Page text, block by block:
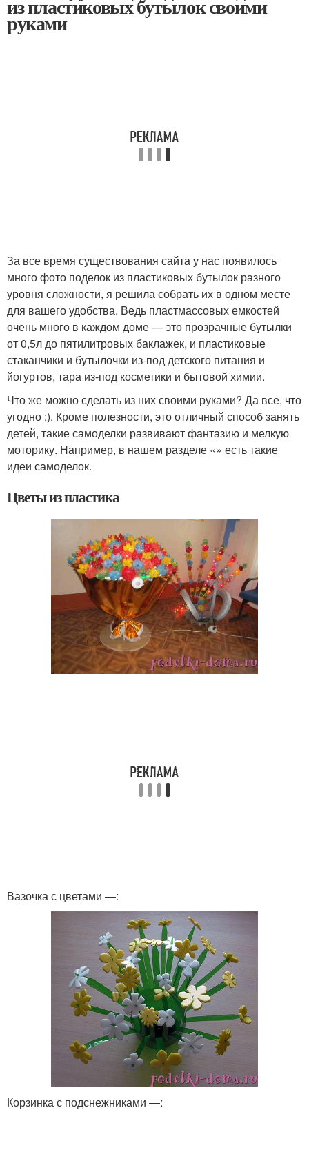
из пластиковых бутылок своими
руками
За все время существования сайта у нас появилось
много фото поделок из пластиковых бутылок разного
уровня сложности, я решила собрать их в одном месте
для вашего удобства. Ведь пластмассовых емкостей
очень много в каждом доме — это прозрачные бутылки
от 0,5л до пятилитровых баклажек, и пластиковые
стаканчики и бутылочки из-под детского питания и
йогуртов, тара из-под косметики и бытовой химии.
Что же можно сделать из них своими руками? Да все, что
угодно :). Кроме полезности, это отличный способ занять
детей, такие самоделки развивают фантазию и мелкую
моторику. Например, в нашем разделе «» есть такие
идеи самоделок.
Цветы из пластика
Вазочка с цветами —:
Корзинка с подснежниками —: